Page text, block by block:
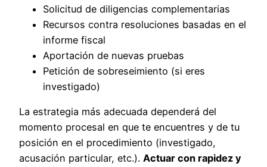
Solicitud de diligencias complementarias
Recursos contra resoluciones basadas en el
informe fiscal
Aportación de nuevas pruebas
Petición de sobreseimiento (si eres
investigado)
La estrategia más adecuada dependerá del
momento procesal en que te encuentres y de tu
posición en el procedimiento (investigado,
acusación particular, etc.). Actuar con rapidez y